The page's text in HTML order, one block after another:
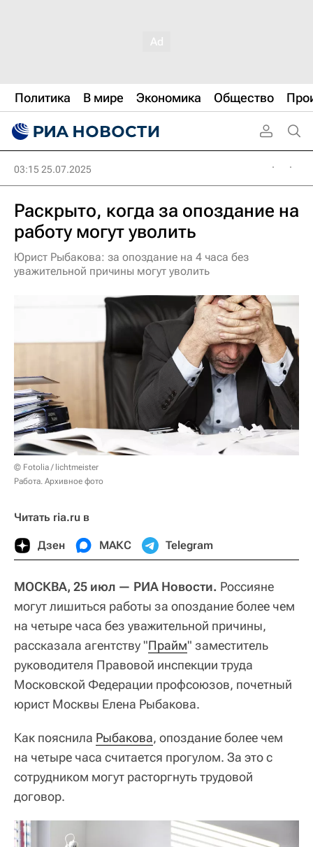
Политика В мире Экономика Общество
03:15 25.07.2025
Раскрыто, когда за опоздание на
работу могут уволить
Юрист Рыбакова: за опоздание на 4 часа без
уважительной причины могут уволить
© Fotolia / lichtmeister
Работа. Архивное фото
Читать ria.ru в
Дзен МАКС Telegram
МОСКВА, 25 июл — РИА Новости. Россияне
могут лишиться работы за опоздание более чем
на четыре часа без уважительной причины,
рассказала агентству "Прайм" заместитель
руководителя Правовой инспекции труда
Московской Федерации профсоюзов, почетный
юрист Москвы Елена Рыбакова.
Как пояснила Рыбакова, опоздание более чем
на четыре часа считается прогулом. За это с
сотрудником могут расторгнуть трудовой
договор.